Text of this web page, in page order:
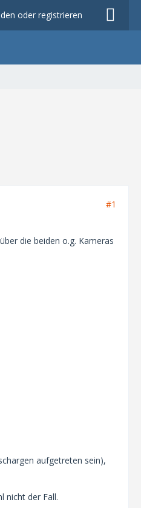
oder registrieren
#1
die beiden o.g. Kameras
aufgetreten sein),
nicht der Fall.